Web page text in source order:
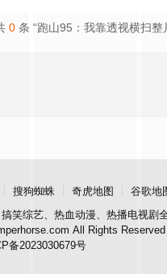
0 条 “跑山95：我靠透视横扫整
搜狗蜘蛛 奇虎地图 谷歌地
笑综艺、热血动漫、热播电视剧
All Rights Reserved
备2023030679号